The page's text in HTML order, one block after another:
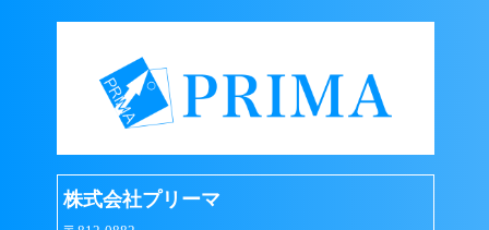
株式会社プリーマ